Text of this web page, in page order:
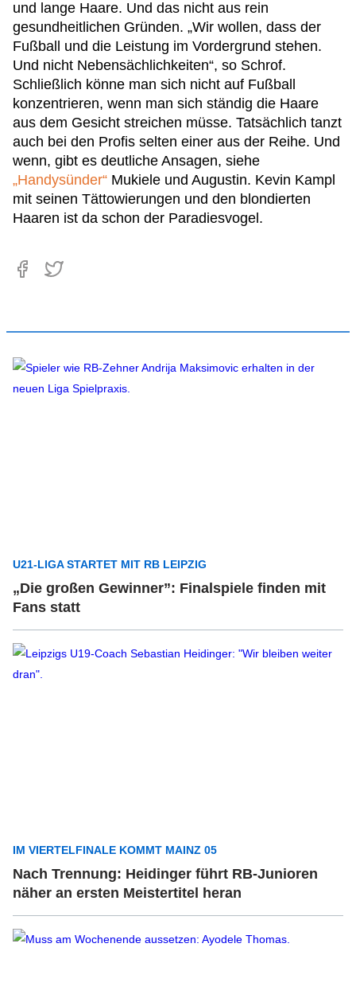
und lange Haare. Und das nicht aus rein
gesundheitlichen Gründen. „Wir wollen, dass der
Fußball und die Leistung im Vordergrund stehen.
Und nicht Nebensächlichkeiten“, so Schrof.
Schließlich könne man sich nicht auf Fußball
konzentrieren, wenn man sich ständig die Haare
aus dem Gesicht streichen müsse. Tatsächlich tanzt
auch bei den Profis selten einer aus der Reihe. Und
wenn, gibt es deutliche Ansagen, siehe
„Handysünder“ Mukiele und Augustin. Kevin Kampl
mit seinen Tättowierungen und den blondierten
Haaren ist da schon der Paradiesvogel.
U21-LIGA STARTET MIT RB LEIPZIG
„Die großen Gewinner”: Finalspiele finden mit
Fans statt
IM VIERTELFINALE KOMMT MAINZ 05
Nach Trennung: Heidinger führt RB-Junioren
näher an ersten Meistertitel heran